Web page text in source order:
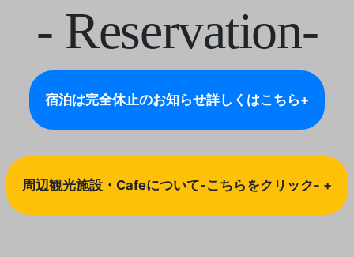
- Reservation-
宿泊は完全休止のお知らせ詳しくはこちら+
周辺観光施設・Cafeについて-こちらをクリック- +